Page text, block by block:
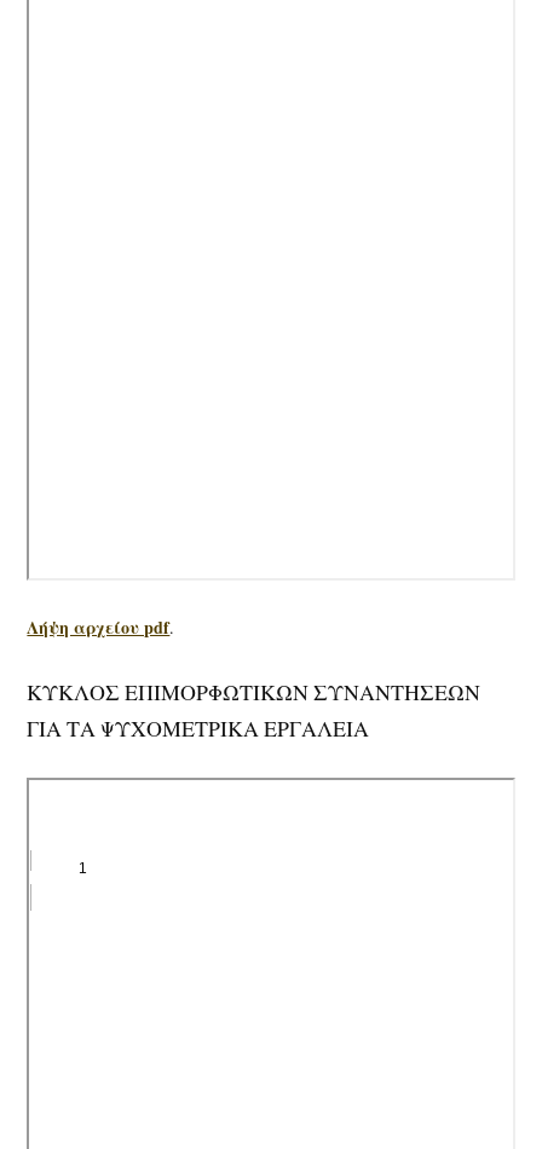
Λήψη αρχείου pdf.
ΚΥΚΛΟΣ ΕΠΙΜΟΡΦΩΤΙΚΩΝ ΣΥΝΑΝΤΗΣΕΩΝ
ΓΙΑ ΤΑ ΨΥΧΟΜΕΤΡΙΚΑ ΕΡΓΑΛΕΙΑ